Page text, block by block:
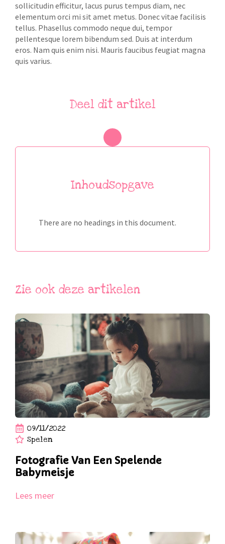
sollicitudin efficitur, lacus purus tempus diam, nec
elementum orci mi sit amet metus. Donec vitae facilisis
tellus. Phasellus commodo neque dui, tempor
pellentesque lorem bibendum sed. Duis at interdum
eros. Nam quis enim nisi. Mauris faucibus feugiat magna
quis varius.
Deel dit artikel
Inhoudsopgave
There are no headings in this document.
Zie ook deze artikelen
09/11/2022
Spelen
Fotografie Van Een Spelende
Babymeisje
Lees meer